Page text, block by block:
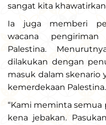
sangat kita
Ia juga memberi
wacana
Palestina.
dilakukan dengan
masuk dalam skenario
kemerdekaan Palestina.
“Kami meminta
kena jebakan.